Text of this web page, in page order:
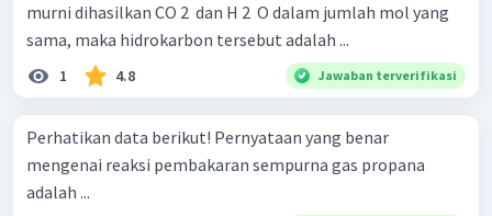
murni dihasilkan CO 2 ​ dan H 2 ​ O dalam jumlah mol yang
sama, maka hidrokarbon tersebut adalah ...
1 4.8 Jawaban terverifikasi
Perhatikan data berikut! Pernyataan yang benar
mengenai reaksi pembakaran sempurna gas propana
adalah ...